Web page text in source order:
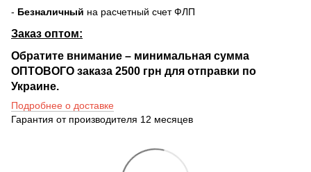
- Безналичный на расчетный счет ФЛП
Заказ оптом:
Обратите внимание – минимальная сумма
ОПТОВОГО заказа 2500 грн для отправки по
Украине.
Подробнее о доставке
Гарантия от производителя 12 месяцев